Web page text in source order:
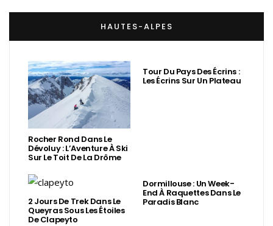
HAUTES-ALPES
Rocher Rond Dans Le
Dévoluy : L’Aventure À Ski
Sur Le Toit De La Drôme
Tour Du Pays Des Écrins :
Les Écrins Sur Un Plateau
2 Jours De Trek Dans Le
Queyras Sous Les Étoiles
De Clapeyto
Dormillouse : Un Week-
End À Raquettes Dans Le
Paradis Blanc